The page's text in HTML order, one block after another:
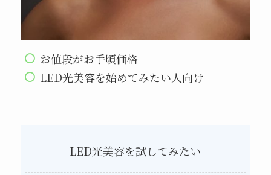
お値段がお手頃価格
LED光美容を始めてみたい人向け
LED光美容を試してみたい